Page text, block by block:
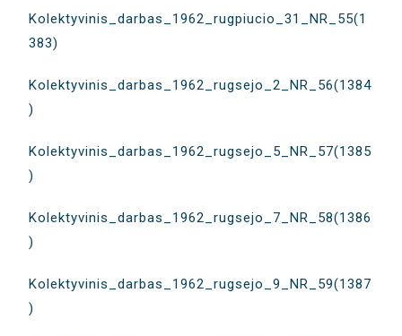
Kolektyvinis_darbas_1962_rugpiucio_31_NR_55(1
383)
Kolektyvinis_darbas_1962_rugsejo_2_NR_56(1384
)
Kolektyvinis_darbas_1962_rugsejo_5_NR_57(1385
)
Kolektyvinis_darbas_1962_rugsejo_7_NR_58(1386
)
Kolektyvinis_darbas_1962_rugsejo_9_NR_59(1387
)